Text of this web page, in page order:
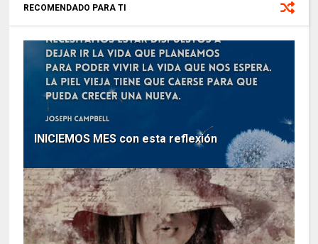
RECOMENDADO PARA TI
INICIEMOS MES con esta reflexión